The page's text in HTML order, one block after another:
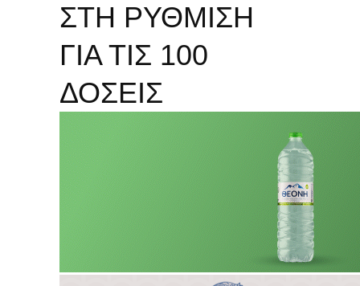
ΣΤΗ ΡΥΘΜΙΣΗ
ΓΙΑ ΤΙΣ 100
ΔΟΣΕΙΣ